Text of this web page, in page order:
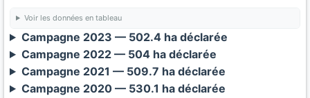
Voir les données en tableau
Campagne 2023 — 502.4 ha déclarée
Campagne 2022 — 504 ha déclarée
Campagne 2021 — 509.7 ha déclarée
Campagne 2020 — 530.1 ha déclarée